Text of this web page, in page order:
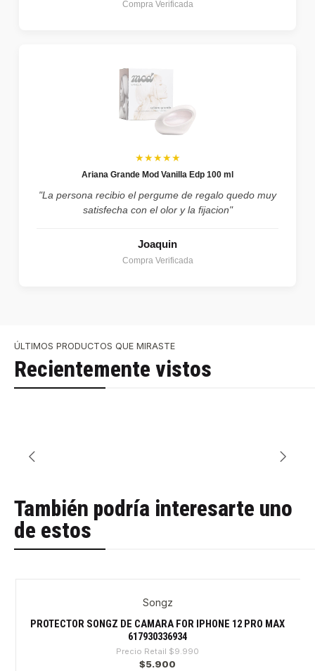
Compra Verificada
★★★★★
Ariana Grande Mod Vanilla Edp 100 ml
"La persona recibio el pergume de regalo quedo muy
satisfecha con el olor y la fijacion"
Joaquin
Compra Verificada
ÚLTIMOS PRODUCTOS QUE MIRASTE
Recientemente vistos
También podría interesarte uno
de estos
Songz
PROTECTOR SONGZ DE CAMARA FOR IPHONE 12 PRO MAX
617930336934
Precio Retail $9.990
$5.900